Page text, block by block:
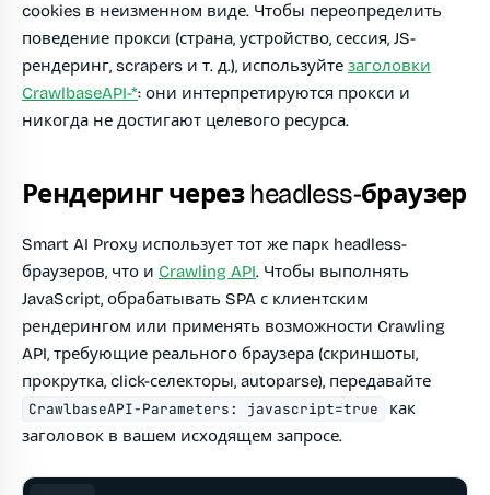
cookies в неизменном виде. Чтобы переопределить
поведение прокси (страна, устройство, сессия, JS-
рендеринг, scrapers и т. д.), используйте заголовки
CrawlbaseAPI-*: они интерпретируются прокси и
никогда не достигают целевого ресурса.
Рендеринг через headless-браузер
Smart AI Proxy использует тот же парк headless-
браузеров, что и Crawling API. Чтобы выполнять
JavaScript, обрабатывать SPA с клиентским
рендерингом или применять возможности Crawling
API, требующие реального браузера (скриншоты,
прокрутка, click-селекторы, autoparse), передавайте
CrawlbaseAPI-Parameters: javascript=true
как
заголовок в вашем исходящем запросе.